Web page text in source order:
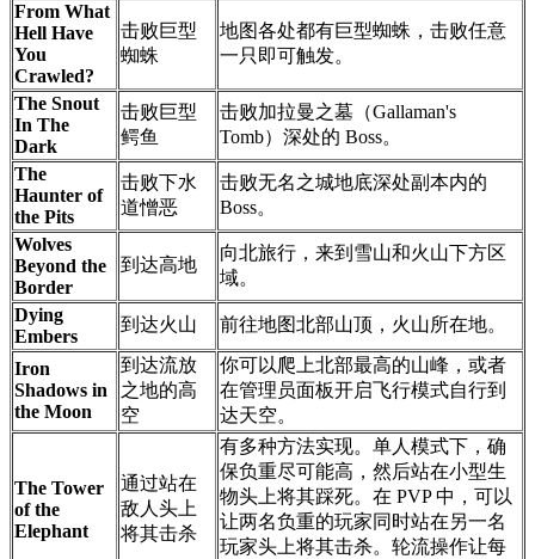
From What
Hell Have
You
Crawled?
击败巨型
蜘蛛
地图各处都有巨型蜘蛛，击败任意
一只即可触发。
The Snout
In The
Dark
击败巨型
鳄鱼
击败加拉曼之墓（Gallaman's
Tomb）深处的 Boss。
The
Haunter of
the Pits
击败下水
道憎恶
击败无名之城地底深处副本内的
Boss。
Wolves
Beyond the
Border
到达高地
向北旅行，来到雪山和火山下方区
域。
Dying
Embers
到达火山 前往地图北部山顶，火山所在地。
Iron
Shadows in
the Moon
到达流放
之地的高
空
你可以爬上北部最高的山峰，或者
在管理员面板开启飞行模式自行到
达天空。
The Tower
of the
Elephant
通过站在
敌人头上
将其击杀
有多种方法实现。单人模式下，确
保负重尽可能高，然后站在小型生
物头上将其踩死。在 PVP 中，可以
让两名负重的玩家同时站在另一名
玩家头上将其击杀。轮流操作让每